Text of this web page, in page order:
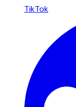
TikTok